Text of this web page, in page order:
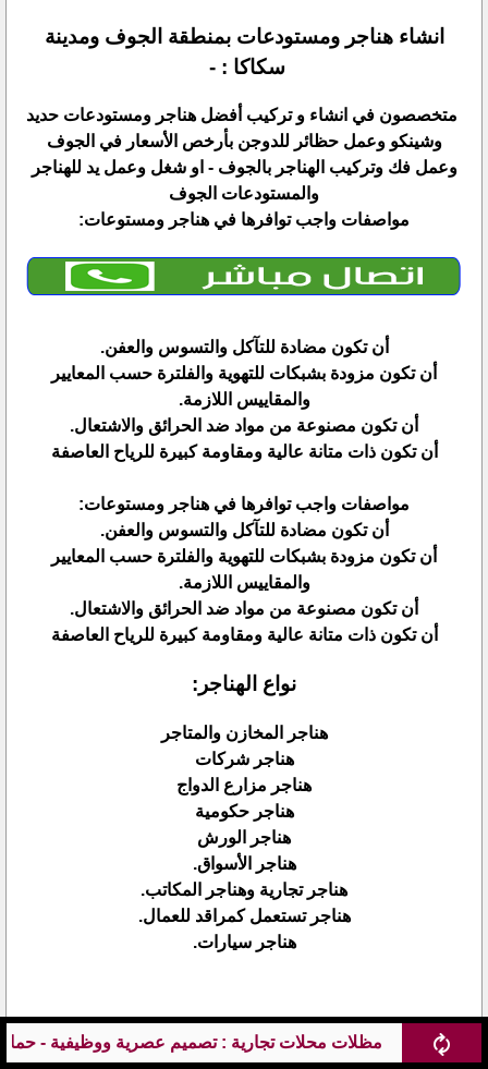
: تصميم عصرية ووظيفية - حماية المحلات من الشمس والمطر
انشاء هناجر ومستودعات بمنطقة الجوف ومدينة
سكاكا : -
متخصصون في انشاء و تركيب أفضل هناجر ومستودعات حديد
وشينكو وعمل حظائر للدوجن بأرخص الأسعار في الجوف
وعمل فك وتركيب الهناجر بالجوف - او شغل وعمل يد للهناجر
والمستودعات الجوف
مواصفات واجب توافرها في هناجر ومستوعات:
أن تكون مضادة للتآكل والتسوس والعفن.
أن تكون مزودة بشبكات للتهوية والفلترة حسب المعايير
والمقاييس اللازمة.
أن تكون مصنوعة من مواد ضد الحرائق والاشتعال.
أن تكون ذات متانة عالية ومقاومة كبيرة للرياح العاصفة
مواصفات واجب توافرها في هناجر ومستوعات:
أن تكون مضادة للتآكل والتسوس والعفن.
أن تكون مزودة بشبكات للتهوية والفلترة حسب المعايير
والمقاييس اللازمة.
أن تكون مصنوعة من مواد ضد الحرائق والاشتعال.
أن تكون ذات متانة عالية ومقاومة كبيرة للرياح العاصفة
نواع الهناجر:
هناجر المخازن والمتاجر
هناجر شركات
هناجر مزارع الدواج
هناجر حكومية
هناجر الورش
هناجر الأسواق.
هناجر تجارية وهناجر المكاتب.
هناجر تستعمل كمراقد للعمال.
هناجر سيارات.